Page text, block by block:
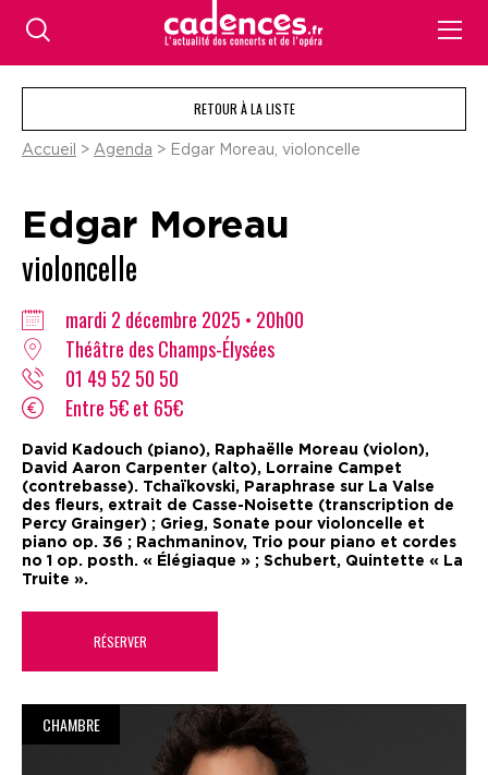
RETOUR À LA LISTE
Accueil > Agenda > Edgar Moreau, violoncelle
Edgar Moreau
violoncelle
mardi 2 décembre 2025 • 20h00
Théâtre des Champs-Élysées
01 49 52 50 50
Entre 5€ et 65€
David Kadouch (piano), Raphaëlle Moreau (violon),
David Aaron Carpenter (alto), Lorraine Campet
(contrebasse). Tchaïkovski, Paraphrase sur La Valse
des fleurs, extrait de Casse-Noisette (transcription de
Percy Grainger) ; Grieg, Sonate pour violoncelle et
piano op. 36 ; Rachmaninov, Trio pour piano et cordes
no 1 op. posth. « Élégiaque » ; Schubert, Quintette « La
Truite ».
RÉSERVER
CHAMBRE